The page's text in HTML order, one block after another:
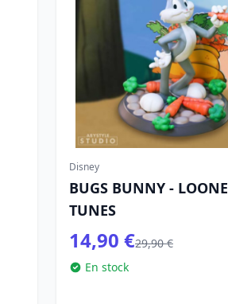
Disney
BUGS BUNNY -
TUNES
14,90 €29,90 €
En stock